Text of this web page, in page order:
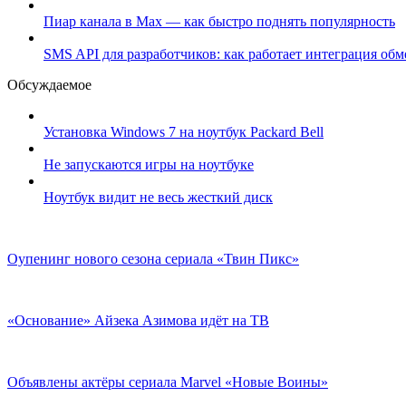
Пиар канала в Max — как быстро поднять популярность
SMS API для разработчиков: как работает интеграция
Обсуждаемое
Установка Windows 7 на ноутбук Packard Bell
Не запускаются игры на ноутбуке
Ноутбук видит не весь жесткий диск
Оупенинг нового сезона сериала «Твин Пикс»
«Основание» Айзека Азимова идёт на ТВ
Объявлены актёры сериала Marvel «Новые Воины»